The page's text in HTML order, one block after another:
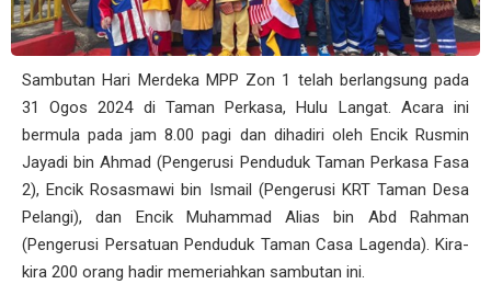
Sambutan Hari Merdeka MPP Zon 1 telah berlangsung pada
31 Ogos 2024 di Taman Perkasa, Hulu Langat. Acara ini
bermula pada jam 8.00 pagi dan dihadiri oleh Encik Rusmin
Jayadi bin Ahmad (Pengerusi Penduduk Taman Perkasa Fasa
2), Encik Rosasmawi bin Ismail (Pengerusi KRT Taman Desa
Pelangi), dan Encik Muhammad Alias bin Abd Rahman
(Pengerusi Persatuan Penduduk Taman Casa Lagenda). Kira-
kira 200 orang hadir memeriahkan sambutan ini.